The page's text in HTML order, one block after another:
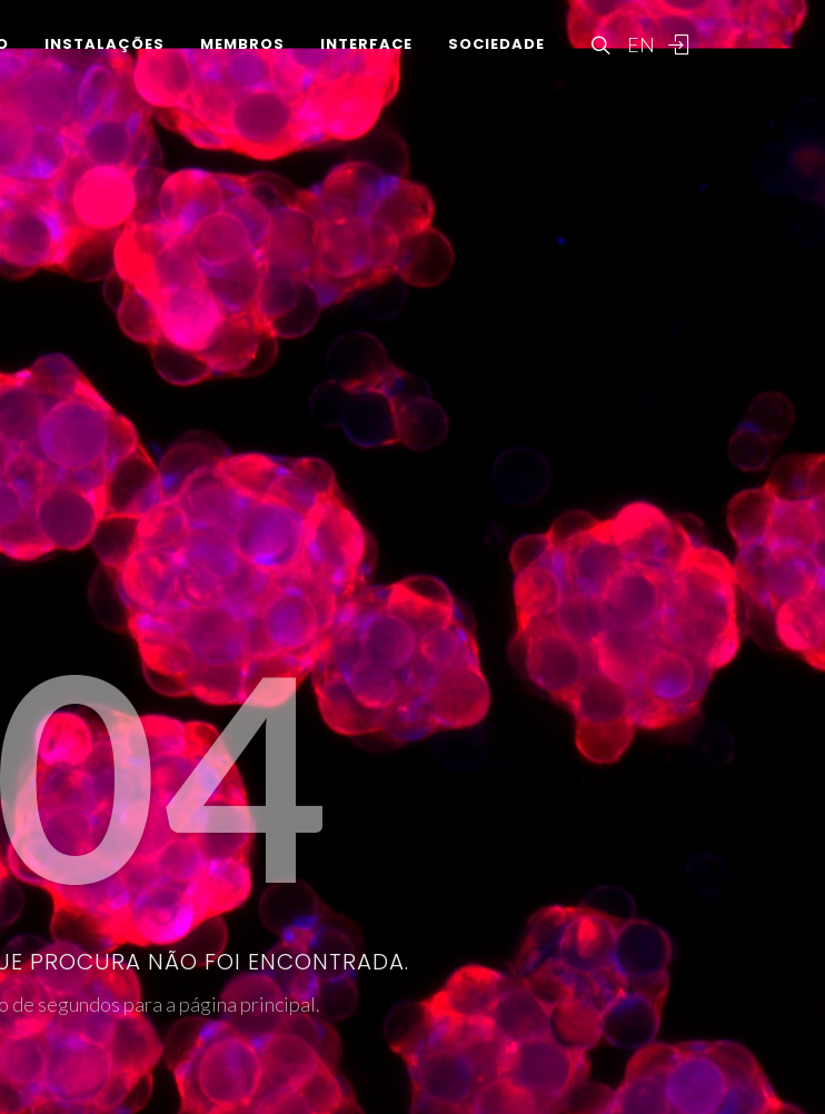
EN
INSTALAÇÕES MEMBROS INTERFACE SOCIEDADE
PROCURA NÃO FOI ENCONTRADA.
de segundos para a página principal.